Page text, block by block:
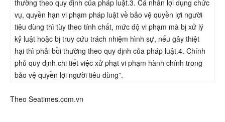
thường theo quy định của pháp luật.3. Cá nhân lợi dụng chức
vụ, quyền hạn vi phạm pháp luật về bảo vệ quyền lợi người
tiêu dùng thì tùy theo tính chất, mức độ vi phạm mà bị xử lý
kỷ luật hoặc bị truy cứu trách nhiệm hình sự, nếu gây thiệt
hại thì phải bồi thường theo quy định của pháp luật.4. Chính
phủ quy định chi tiết việc xử phạt vi phạm hành chính trong
bảo vệ quyền lợi người tiêu dùng”.
Theo Seatimes.com.vn